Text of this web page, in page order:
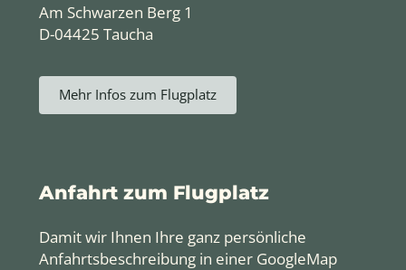
Anfahrt zum Flugplatz
Damit wir Ihnen Ihre ganz persönliche
Anfahrtsbeschreibung in einer GoogleMap
Am Schwarzen Berg 1
D-04425 Taucha
Mehr Infos zum Flugplatz